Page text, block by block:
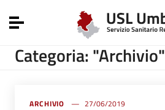
Vai al menu di navigazione
Toggle navigation
Categoria: "Archivio"
ARCHIVIO 27/06/2019